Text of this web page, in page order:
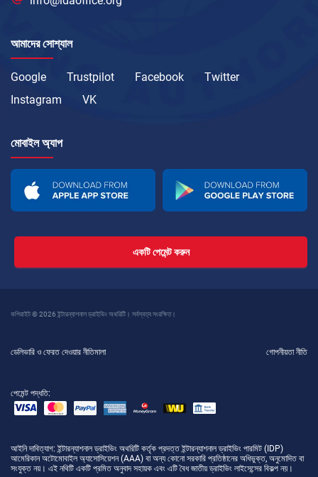
আমাদের সোশ্যাল
Google Trustpilot Facebook
Twitter
Instagram
VK
মোবাইল অ্যাপ
একটি পেমেন্ট করুন
কপিরাইট © 2026 ইন্টারন্যাশনাল ড্রাইভিং অথরিটি। সর্বস্বত্ব সংরক্ষিত।
ডেলিভারি ও ফেরত দেওয়ার নীতিমালা গোপনীয়তা নীতি
পেমেন্ট পদ্ধতি:
আইনি দাবিত্যাগ: ইন্টারন্যাশনাল ড্রাইভিং অথরিটি কর্তৃক প্রদত্ত ইন্টারন্যাশনাল ড্রাইভিং পারমিট (IDP)
আমেরিকান অটোমোবাইল অ্যাসোসিয়েশন (AAA) বা অন্য কোনো সরকারি প্রতিষ্ঠানের অধিভুক্ত, অনুমোদিত বা
সংযুক্ত নয়। এই নথিটি একটি প্রমিত অনুবাদ সহায়ক এবং এটি বৈধ জাতীয় ড্রাইভিং লাইসেন্সের বিকল্প নয়।